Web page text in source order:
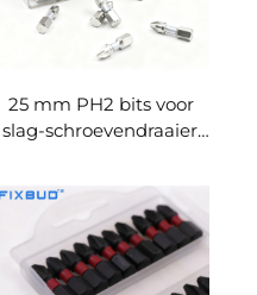
25 mm PH2 bits voor
slag-schroevendraaier,
geschikt voor
slagschroevendraaiers